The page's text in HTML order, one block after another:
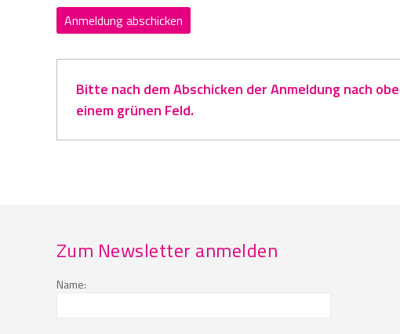
Bitte nach dem Abschicken der Anmeldung nach
einem grünen Feld.
Zum Newsletter anmelden
Name: